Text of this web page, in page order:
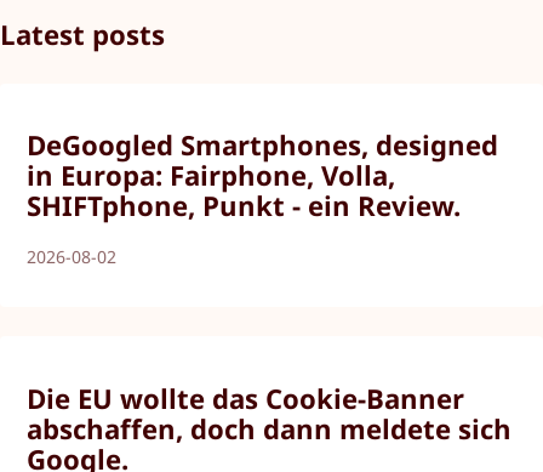
Latest posts
DeGoogled Smartphones, designed
in Europa: Fairphone, Volla,
SHIFTphone, Punkt - ein Review.
2026-08-02
Die EU wollte das Cookie-Banner
abschaffen, doch dann meldete sich
Google.